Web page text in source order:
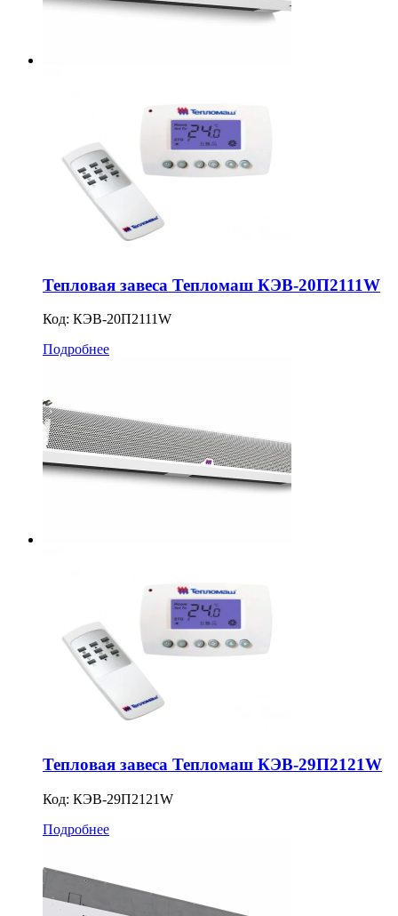
Тепловая завеса Тепломаш КЭВ-20П2111W
Код: КЭВ-20П2111W
Подробнее
Тепловая завеса Тепломаш КЭВ-29П2121W
Код: КЭВ-29П2121W
Подробнее